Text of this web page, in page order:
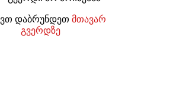
დაბრუნდეთ მთავარ
გვერდზე